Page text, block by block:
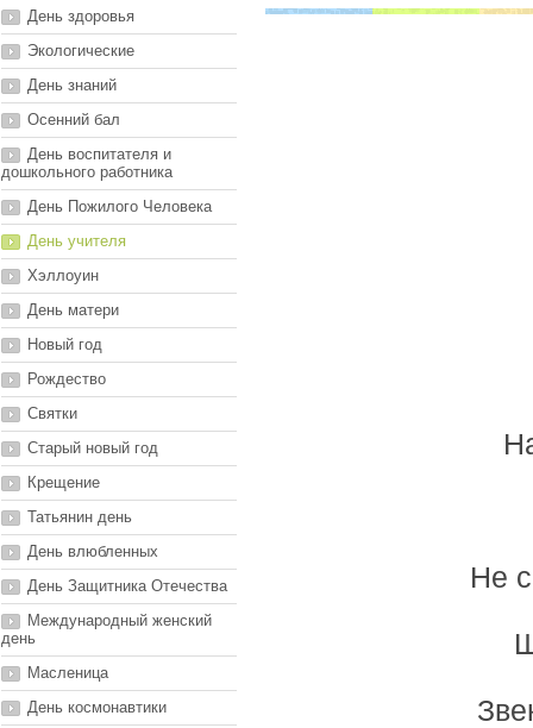
День здоровья
Экологические
День знаний
Осенний бал
День воспитателя и
дошкольного работника
День Пожилого Человека
День учителя
Хэллоуин
День матери
Новый год
Рождество
Святки
Старый новый год
Крещение
Татьянин день
День влюбленных
День Защитника Отечества
Международный женский
день
Масленица
День космонавтики
Не